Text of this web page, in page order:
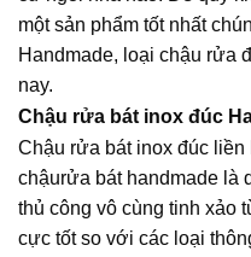
một sản phẩm tốt nhất
Handmade, loại chậu rửa
nay.
Chậu rửa bát inox đúc
Chậu rửa bát inox đúc
chậurửa bát handmade là
thủ công vô cùng tinh xảo
cực tốt so với các loại